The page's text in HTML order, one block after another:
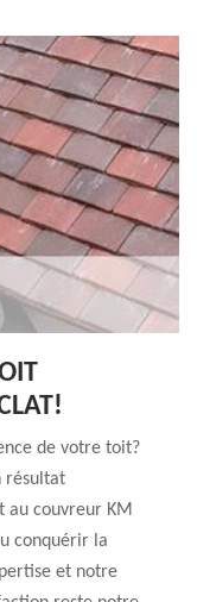
de votre toit?
résultat
au couvreur KM
conquérir la
et notre